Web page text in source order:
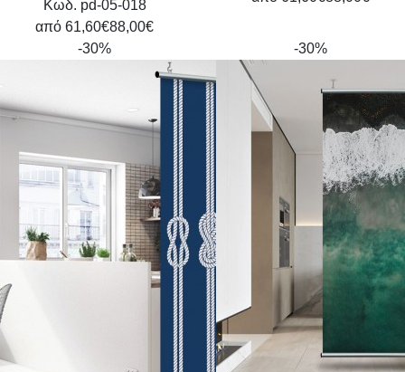
Κωδ. pd-05-018
από 61,60€88,00€
-30% -30%